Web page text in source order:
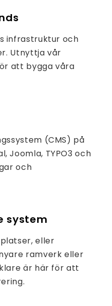
infrastruktur och
Utnyttja vår
att bygga våra
(CMS) på
Joomla, TYPO3 och
och
system
eller
ramverk eller
är här för att